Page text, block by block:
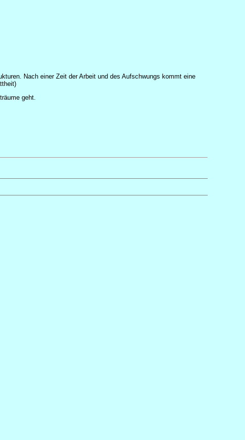
Nach einer Zeit der Arbeit und des Aufschwungs kommt eine
geht.